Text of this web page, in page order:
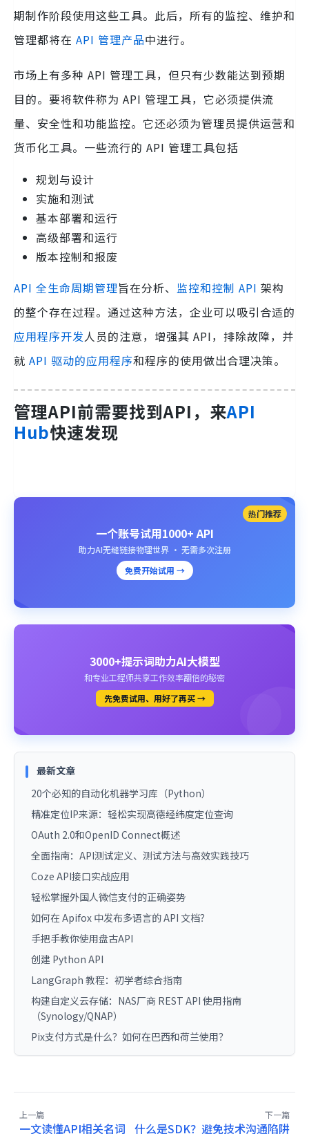
期制作阶段使用这些工具。此后，所有的监控、维护和
管理都将在 API 管理产品中进行。
市场上有多种 API 管理工具，但只有少数能达到预期
目的。要将软件称为 API 管理工具，它必须提供流
量、安全性和功能监控。它还必须为管理员提供运营和
货币化工具。一些流行的 API 管理工具包括
规划与设计
实施和测试
基本部署和运行
高级部署和运行
版本控制和报废
API 全生命周期管理旨在分析、 监控和控制 API 架构
的整个存在过程。通过这种方法，企业可以吸引合适的
应用程序开发人员的注意，增强其 API，排除故障，并
就 API 驱动的应用程序和程序的使用做出合理决策。
管理API前需要找到API，来API
Hub快速发现
热门推荐
一个账号试用1000+ API
助力AI无缝链接物理世界 · 无需多次注册
免费开始试用 →
3000+提示词助力AI大模型
和专业工程师共享工作效率翻倍的秘密
先免费试用、用好了再买 →
最新文章
20个必知的自动化机器学习库（Python）
精准定位IP来源：轻松实现高德经纬度定位查询
OAuth 2.0和OpenID Connect概述
全面指南：API测试定义、测试方法与高效实践技巧
Coze API接口实战应用
轻松掌握外国人微信支付的正确姿势
如何在 Apifox 中发布多语言的 API 文档？
手把手教你使用盘古API
创建 Python API
LangGraph 教程：初学者综合指南
构建自定义云存储：NAS厂商 REST API 使用指南
（Synology/QNAP）
Pix支付方式是什么？如何在巴西和荷兰使用？
上一篇
一文读懂API相关名词
下一篇
什么是SDK？避免技术沟通陷阱